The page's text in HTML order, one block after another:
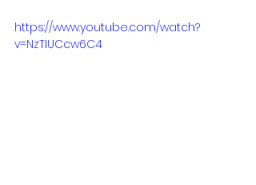
https://www.youtube.com/watch?
v=NzTIUCcw6C4